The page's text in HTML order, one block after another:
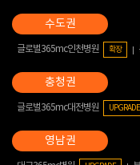
글로벌365mc인천병원 확장
글로벌365mc대전병원 UPGRADE